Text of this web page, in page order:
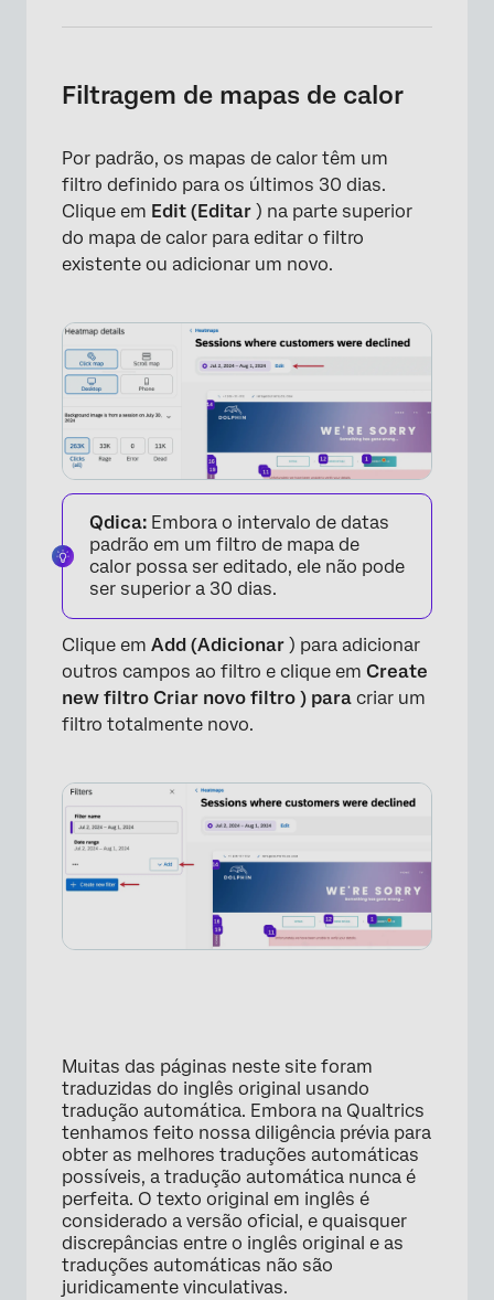
Filtragem de mapas de calor
Por padrão, os mapas de calor têm um
filtro definido para os últimos 30 dias.
Clique em Edit (Editar ) na parte superior
do mapa de calor para editar o filtro
existente ou adicionar um novo.
Qdica: Embora o intervalo de datas
padrão em um filtro de mapa de
calor possa ser editado, ele não pode
ser superior a 30 dias.
Clique em Add (Adicionar ) para adicionar
outros campos ao filtro e clique em Create
new filtro Criar novo filtro ) para criar um
filtro totalmente novo.
Muitas das páginas neste site foram
traduzidas do inglês original usando
tradução automática. Embora na Qualtrics
tenhamos feito nossa diligência prévia para
obter as melhores traduções automáticas
possíveis, a tradução automática nunca é
perfeita. O texto original em inglês é
considerado a versão oficial, e quaisquer
discrepâncias entre o inglês original e as
traduções automáticas não são
juridicamente vinculativas.